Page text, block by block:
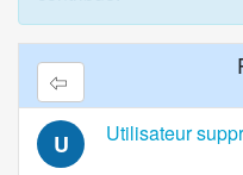
U Utilisateur